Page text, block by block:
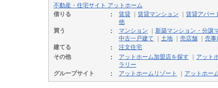
不動産・住宅サイト アットホーム
借りる
賃貸 賃貸マンション
賃貸アパー
他
買う
マンション
新築マンション・分譲
中古一戸建て
土地 売店舗
売事
建てる
注文住宅
その他
アットホーム加盟店を探す
アット
ラリー
グループサイト
アットホームリゾート アットホー